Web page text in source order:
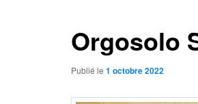
Orgosolo
Publié le 1 octobre 2022